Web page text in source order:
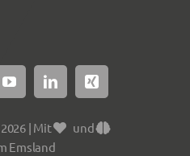
| Mit
und
Emsland